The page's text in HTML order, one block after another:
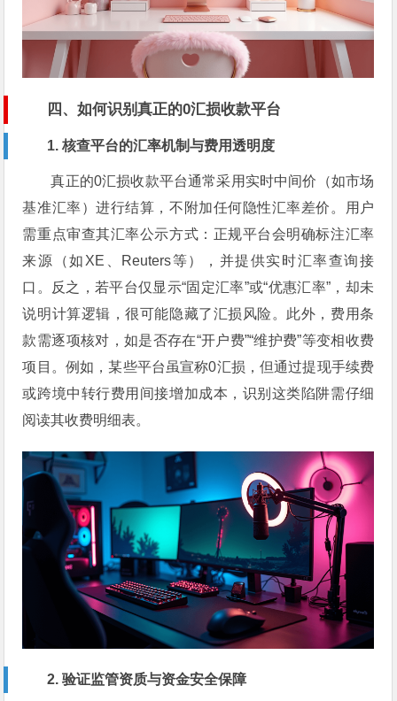
四、如何识别真正的0汇损收款平台
1. 核查平台的汇率机制与费用透明度
真正的0汇损收款平台通常采用实时中间价（如市场
基准汇率）进行结算，不附加任何隐性汇率差价。用户
需重点审查其汇率公示方式：正规平台会明确标注汇率
来源（如XE、Reuters等），并提供实时汇率查询接
口。反之，若平台仅显示“固定汇率”或“优惠汇率”，却未
说明计算逻辑，很可能隐藏了汇损风险。此外，费用条
款需逐项核对，如是否存在“开户费”“维护费”等变相收费
项目。例如，某些平台虽宣称0汇损，但通过提现手续费
或跨境中转行费用间接增加成本，识别这类陷阱需仔细
阅读其收费明细表。
2. 验证监管资质与资金安全保障